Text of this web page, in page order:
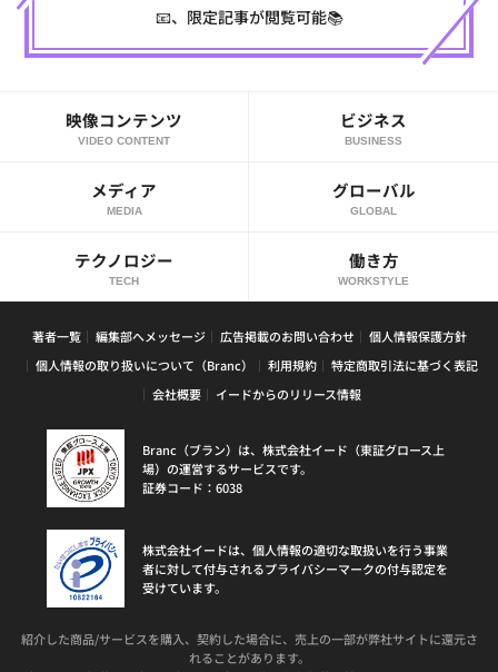
📧、限定記事が閲覧可能📚
映像コンテンツ
VIDEO CONTENT
ビジネス
BUSINESS
メディア
MEDIA
グローバル
GLOBAL
テクノロジー
TECH
働き方
WORKSTYLE
著者一覧 編集部へメッセージ 広告掲載のお問い合わせ
個人情報保護方針
個人情報の取り扱いについて（Branc）
利用規約
特定商取引法に基づく表記
会社概要
イードからのリリース情報
Branc（ブラン）は、株式会社イード（東証グロース上
場）の運営するサービスです。
証券コード：6038
株式会社イードは、個人情報の適切な取扱いを行う事業
者に対して付与されるプライバシーマークの付与認定を
受けています。
紹介した商品/サービスを購入、契約した場合に、売上の一部が弊社サイトに還元さ
れることがあります。